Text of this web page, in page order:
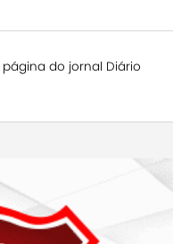
do jornal Diário